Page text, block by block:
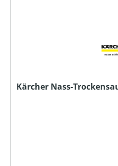
Kärcher Nass-